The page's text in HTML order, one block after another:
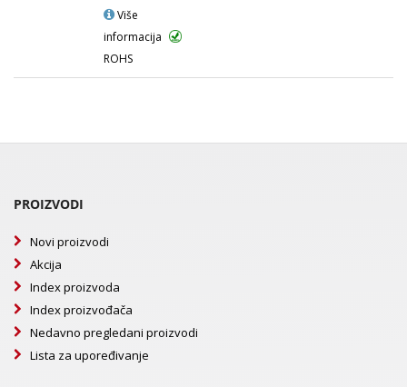
Više
informacija
ROHS
PROIZVODI
Novi proizvodi
Akcija
Index proizvoda
Index proizvođača
Nedavno pregledani proizvodi
Lista za upoređivanje